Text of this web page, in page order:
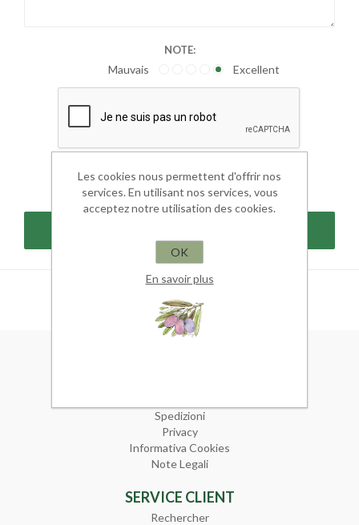
NOTE:
Mauvais Excellent
Spedizioni
Privacy
Informativa Cookies
Note Legali
SERVICE CLIENT
Rechercher
Les cookies nous permettent d'offrir nos
services. En utilisant nos services, vous
acceptez notre utilisation des cookies.
OK
En savoir plus